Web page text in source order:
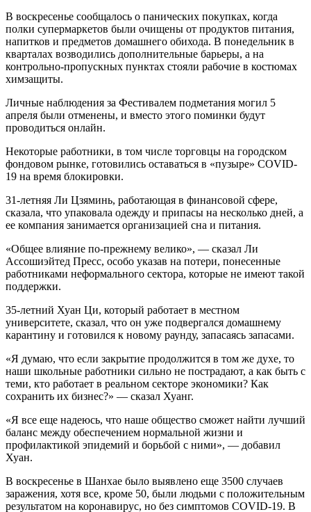
В воскресенье сообщалось о панических покупках, когда
полки супермаркетов были очищены от продуктов питания,
напитков и предметов домашнего обихода. В понедельник в
кварталах возводились дополнительные барьеры, а на
контрольно-пропускных пунктах стояли рабочие в костюмах
химзащиты.
Личные наблюдения за Фестивалем подметания могил 5
апреля были отменены, и вместо этого поминки будут
проводиться онлайн.
Некоторые работники, в том числе торговцы на городском
фондовом рынке, готовились оставаться в «пузыре» COVID-
19 на время блокировки.
31-летняя Ли Цзяминь, работающая в финансовой сфере,
сказала, что упаковала одежду и припасы на несколько дней, а
ее компания занимается организацией сна и питания.
«Общее влияние по-прежнему велико», — сказал Ли
Ассошиэйтед Пресс, особо указав на потери, понесенные
работниками неформального сектора, которые не имеют такой
поддержки.
35-летний Хуан Ци, который работает в местном
университете, сказал, что он уже подвергался домашнему
карантину и готовился к новому раунду, запасаясь запасами.
«Я думаю, что если закрытие продолжится в том же духе, то
наши школьные работники сильно не пострадают, а как быть с
теми, кто работает в реальном секторе экономики? Как
сохранить их бизнес?» — сказал Хуанг.
«Я все еще надеюсь, что наше общество сможет найти лучший
баланс между обеспечением нормальной жизни и
профилактикой эпидемий и борьбой с ними», — добавил
Хуан.
В воскресенье в Шанхае было выявлено еще 3500 случаев
заражения, хотя все, кроме 50, были людьми с положительным
результатом на коронавирус, но без симптомов COVID-19. В